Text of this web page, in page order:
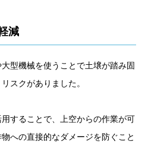
減
型機械を使うことで土壌が踏み固
スクがありました。
することで、上空からの作業が可
への直接的なダメージを防ぐこと